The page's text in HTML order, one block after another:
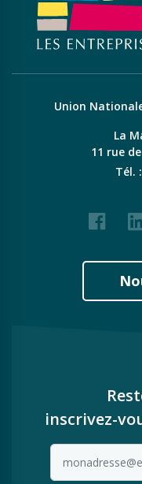
Union
La
11 rue
Tél. :
Facebook
inscrivez-